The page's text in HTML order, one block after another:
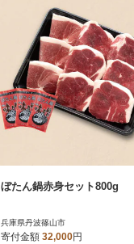
ぼたん鍋赤身セット800g
兵庫県丹波篠山市
寄付金額 32,000円